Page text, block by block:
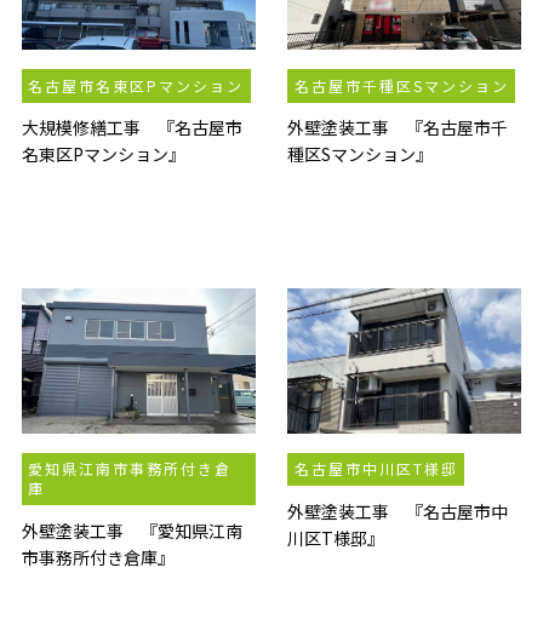
名古屋市名東区Pマンション
大規模修繕工事 『名古屋市
名東区Pマンション』
名古屋市千種区Sマンション
外壁塗装工事 『名古屋市千
種区Sマンション』
愛知県江南市事務所付き倉
庫
外壁塗装工事 『愛知県江南
市事務所付き倉庫』
名古屋市中川区T様邸
外壁塗装工事 『名古屋市中
川区T様邸』